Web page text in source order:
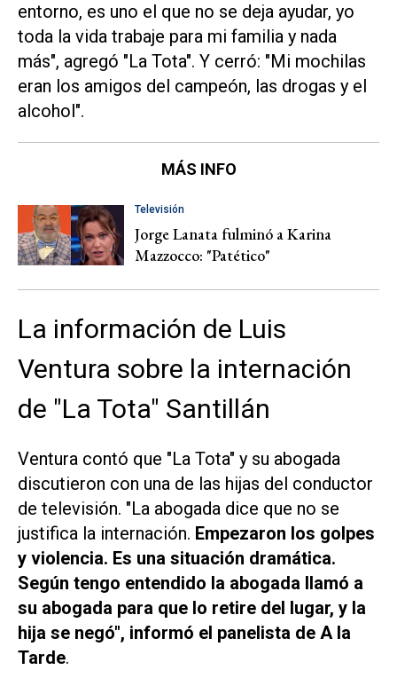
entorno, es uno el que no se deja ayudar, yo
toda la vida trabaje para mi familia y nada
más", agregó "La Tota". Y cerró: "Mi mochilas
eran los amigos del campeón, las drogas y el
alcohol".
MÁS INFO
Televisión
Jorge Lanata fulminó a Karina
Mazzocco: "Patético"
La información de Luis
Ventura sobre la internación
de "La Tota" Santillán
Ventura contó que "La Tota" y su abogada
discutieron con una de las hijas del conductor
de televisión. "La abogada dice que no se
justifica la internación. Empezaron los golpes
y violencia. Es una situación dramática.
Según tengo entendido la abogada llamó a
su abogada para que lo retire del lugar, y la
hija se negó", informó el panelista de A la
Tarde.